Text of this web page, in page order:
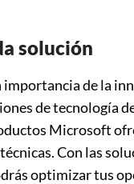
solución
de la
de tecnología
Microsoft
Con las
optimizar tus